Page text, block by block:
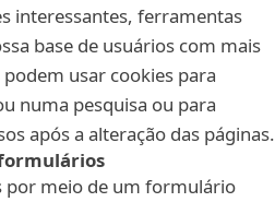
interessantes, ferramentas
base de usuários com mais
podem usar cookies para
numa pesquisa ou para
após a alteração das páginas.
por meio de um formulário